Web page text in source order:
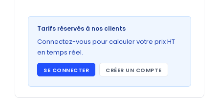
GRAND FORMAT
Posters
Abribus
Plans
Tarifs réservés à nos clients
Connectez-vous pour calculer votre prix HT
en temps réel.
SE CONNECTER CRÉER UN COMPTE